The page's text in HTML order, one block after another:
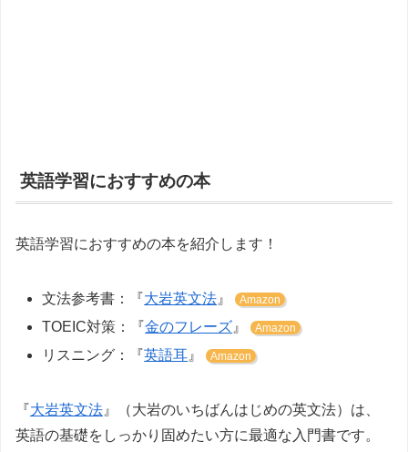
英語学習におすすめの本
英語学習におすすめの本を紹介します！
文法参考書：『大岩英文法 』 Amazon
TOEIC対策：『金のフレーズ 』 Amazon
リスニング：『英語耳 』 Amazon
『大岩英文法 』（大岩のいちばんはじめの英文法）は、
英語の基礎をしっかり固めたい方に最適な入門書です。